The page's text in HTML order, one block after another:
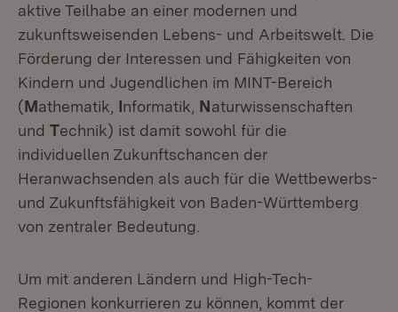
aktive Teilhabe an einer modernen und
zukunftsweisenden Lebens- und Arbeitswelt. Die
Förderung der Interessen und Fähigkeiten von
Kindern und Jugendlichen im MINT-Bereich
(Mathematik, Informatik, Naturwissenschaften
und Technik) ist damit sowohl für die
individuellen Zukunftschancen der
Heranwachsenden als auch für die Wettbewerbs-
und Zukunftsfähigkeit von Baden-Württemberg
von zentraler Bedeutung.
Um mit anderen Ländern und High-Tech-
Regionen konkurrieren zu können, kommt der